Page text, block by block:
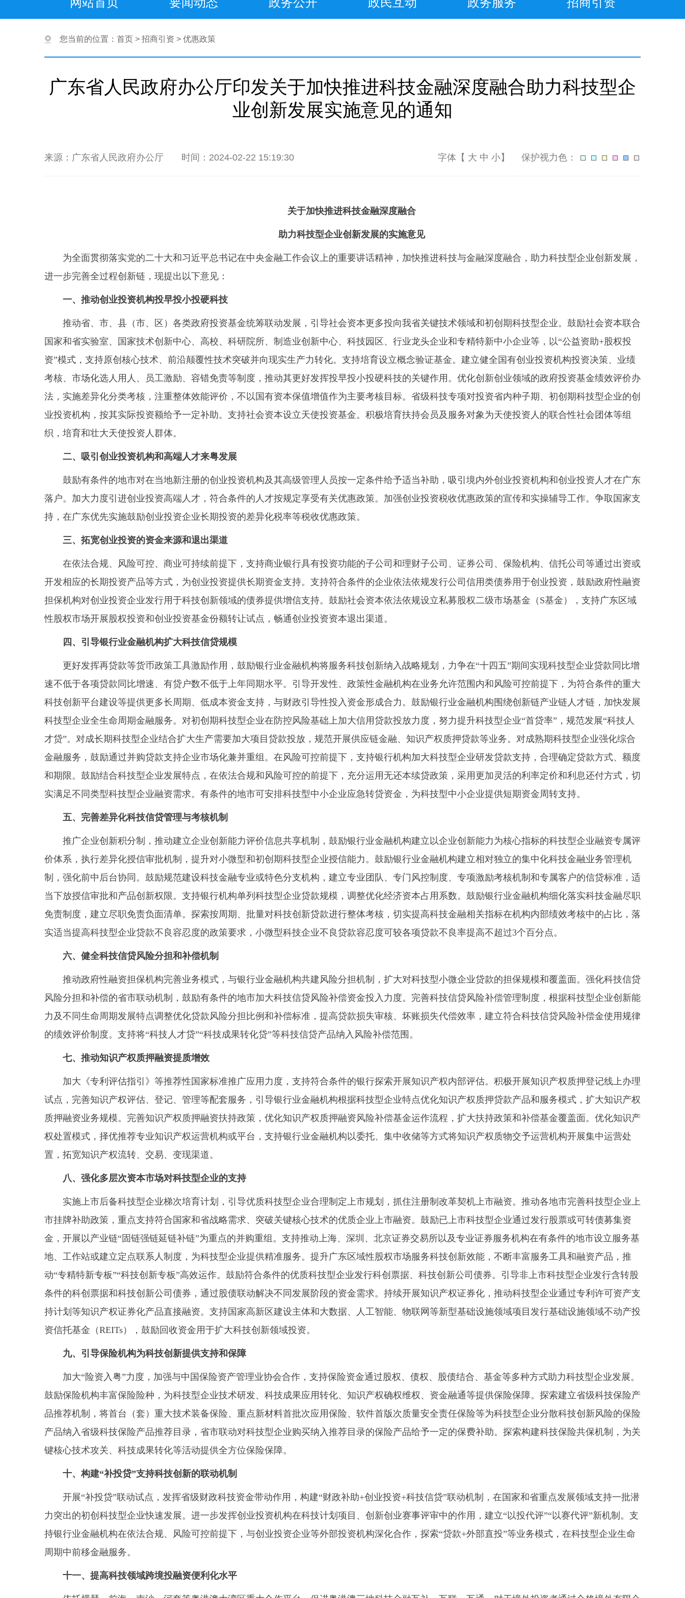
您当前的位置： 首页 > 招商引资 > 优惠政策
广东省人民政府办公厅印发关于加快推进科技金融深度融合助力科技型企
业创新发展实施意见的通知
来源：广东省人民政府办公厅 时间：2024-02-22 15:19:30 字体【 大 中 小】 保护视力色：
关于加快推进科技金融深度融合
助力科技型企业创新发展的实施意见
为全面贯彻落实党的二十大和习近平总书记在中央金融工作会议上的重要讲话精神，加快推进科技与金融深度融合，助力科技型企业创新发展，
进一步完善全过程创新链，现提出以下意见：
一、推动创业投资机构投早投小投硬科技
推动省、市、县（市、区）各类政府投资基金统筹联动发展，引导社会资本更多投向我省关键技术领域和初创期科技型企业。鼓励社会资本联合
国家和省实验室、国家技术创新中心、高校、科研院所、制造业创新中心、科技园区、行业龙头企业和专精特新中小企业等，以“公益资助+股权投
资”模式，支持原创核心技术、前沿颠覆性技术突破并向现实生产力转化。支持培育设立概念验证基金。建立健全国有创业投资机构投资决策、业绩
考核、市场化选人用人、员工激励、容错免责等制度，推动其更好发挥投早投小投硬科技的关键作用。优化创新创业领域的政府投资基金绩效评价办
法，实施差异化分类考核，注重整体效能评价，不以国有资本保值增值作为主要考核目标。省级科技专项对投资省内种子期、初创期科技型企业的创
业投资机构，按其实际投资额给予一定补助。支持社会资本设立天使投资基金。积极培育扶持会员及服务对象为天使投资人的联合性社会团体等组
织，培育和壮大天使投资人群体。
二、吸引创业投资机构和高端人才来粤发展
鼓励有条件的地市对在当地新注册的创业投资机构及其高级管理人员按一定条件给予适当补助，吸引境内外创业投资机构和创业投资人才在广东
落户。加大力度引进创业投资高端人才，符合条件的人才按规定享受有关优惠政策。加强创业投资税收优惠政策的宣传和实操辅导工作。争取国家支
持，在广东优先实施鼓励创业投资企业长期投资的差异化税率等税收优惠政策。
三、拓宽创业投资的资金来源和退出渠道
在依法合规、风险可控、商业可持续前提下，支持商业银行具有投资功能的子公司和理财子公司、证券公司、保险机构、信托公司等通过出资或
开发相应的长期投资产品等方式，为创业投资提供长期资金支持。支持符合条件的企业依法依规发行公司信用类债券用于创业投资，鼓励政府性融资
担保机构对创业投资企业发行用于科技创新领域的债券提供增信支持。鼓励社会资本依法依规设立私募股权二级市场基金（S基金），支持广东区域
性股权市场开展股权投资和创业投资基金份额转让试点，畅通创业投资资本退出渠道。
四、引导银行业金融机构扩大科技信贷规模
更好发挥再贷款等货币政策工具激励作用，鼓励银行业金融机构将服务科技创新纳入战略规划，力争在“十四五”期间实现科技型企业贷款同比增
速不低于各项贷款同比增速、有贷户数不低于上年同期水平。引导开发性、政策性金融机构在业务允许范围内和风险可控前提下，为符合条件的重大
科技创新平台建设等提供更多长周期、低成本资金支持，与财政引导性投入资金形成合力。鼓励银行业金融机构围绕创新链产业链人才链，加快发展
科技型企业全生命周期金融服务。对初创期科技型企业在防控风险基础上加大信用贷款投放力度，努力提升科技型企业“首贷率”，规范发展“科技人
才贷”。对成长期科技型企业结合扩大生产需要加大项目贷款投放，规范开展供应链金融、知识产权质押贷款等业务。对成熟期科技型企业强化综合
金融服务，鼓励通过并购贷款支持企业市场化兼并重组。在风险可控前提下，支持银行机构加大科技型企业研发贷款支持，合理确定贷款方式、额度
和期限。鼓励结合科技型企业发展特点，在依法合规和风险可控的前提下，充分运用无还本续贷政策，采用更加灵活的利率定价和利息还付方式，切
实满足不同类型科技型企业融资需求。有条件的地市可安排科技型中小企业应急转贷资金，为科技型中小企业提供短期资金周转支持。
五、完善差异化科技信贷管理与考核机制
推广企业创新积分制，推动建立企业创新能力评价信息共享机制，鼓励银行业金融机构建立以企业创新能力为核心指标的科技型企业融资专属评
价体系，执行差异化授信审批机制，提升对小微型和初创期科技型企业授信能力。鼓励银行业金融机构建立相对独立的集中化科技金融业务管理机
制，强化前中后台协同。鼓励规范建设科技金融专业或特色分支机构，建立专业团队、专门风控制度、专项激励考核机制和专属客户的信贷标准，适
当下放授信审批和产品创新权限。支持银行机构单列科技型企业贷款规模，调整优化经济资本占用系数。鼓励银行业金融机构细化落实科技金融尽职
免责制度，建立尽职免责负面清单。探索按周期、批量对科技创新贷款进行整体考核，切实提高科技金融相关指标在机构内部绩效考核中的占比，落
实适当提高科技型企业贷款不良容忍度的政策要求，小微型科技企业不良贷款容忍度可较各项贷款不良率提高不超过3个百分点。
六、健全科技信贷风险分担和补偿机制
推动政府性融资担保机构完善业务模式，与银行业金融机构共建风险分担机制，扩大对科技型小微企业贷款的担保规模和覆盖面。强化科技信贷
风险分担和补偿的省市联动机制，鼓励有条件的地市加大科技信贷风险补偿资金投入力度。完善科技信贷风险补偿管理制度，根据科技型企业创新能
力及不同生命周期发展特点调整优化贷款风险分担比例和补偿标准，提高贷款损失审核、坏账损失代偿效率，建立符合科技信贷风险补偿金使用规律
的绩效评价制度。支持将“科技人才贷”“科技成果转化贷”等科技信贷产品纳入风险补偿范围。
七、推动知识产权质押融资提质增效
加大《专利评估指引》等推荐性国家标准推广应用力度，支持符合条件的银行探索开展知识产权内部评估。积极开展知识产权质押登记线上办理
试点，完善知识产权评估、登记、管理等配套服务，引导银行业金融机构根据科技型企业特点优化知识产权质押贷款产品和服务模式，扩大知识产权
质押融资业务规模。完善知识产权质押融资扶持政策，优化知识产权质押融资风险补偿基金运作流程，扩大扶持政策和补偿基金覆盖面。优化知识产
权处置模式，择优推荐专业知识产权运营机构或平台，支持银行业金融机构以委托、集中收储等方式将知识产权质物交予运营机构开展集中运营处
置，拓宽知识产权流转、交易、变现渠道。
八、强化多层次资本市场对科技型企业的支持
实施上市后备科技型企业梯次培育计划，引导优质科技型企业合理制定上市规划，抓住注册制改革契机上市融资。推动各地市完善科技型企业上
市挂牌补助政策，重点支持符合国家和省战略需求、突破关键核心技术的优质企业上市融资。鼓励已上市科技型企业通过发行股票或可转债募集资
金，开展以产业链“固链强链延链补链”为重点的并购重组。支持推动上海、深圳、北京证券交易所以及专业证券服务机构在有条件的地市设立服务基
地、工作站或建立定点联系人制度，为科技型企业提供精准服务。提升广东区域性股权市场服务科技创新效能，不断丰富服务工具和融资产品，推
动“专精特新专板”“科技创新专板”高效运作。鼓励符合条件的优质科技型企业发行科创票据、科技创新公司债券。引导非上市科技型企业发行含转股
条件的科创票据和科技创新公司债券，通过股债联动解决不同发展阶段的资金需求。持续开展知识产权证券化，推动科技型企业通过专利许可资产支
持计划等知识产权证券化产品直接融资。支持国家高新区建设主体和大数据、人工智能、物联网等新型基础设施领域项目发行基础设施领域不动产投
资信托基金（REITs），鼓励回收资金用于扩大科技创新领域投资。
九、引导保险机构为科技创新提供支持和保障
加大“险资入粤”力度，加强与中国保险资产管理业协会合作，支持保险资金通过股权、债权、股债结合、基金等多种方式助力科技型企业发展。
鼓励保险机构丰富保险险种，为科技型企业技术研发、科技成果应用转化、知识产权确权维权、资金融通等提供保险保障。探索建立省级科技保险产
品推荐机制，将首台（套）重大技术装备保险、重点新材料首批次应用保险、软件首版次质量安全责任保险等为科技型企业分散科技创新风险的保险
产品纳入省级科技保险产品推荐目录，省市联动对科技型企业购买纳入推荐目录的保险产品给予一定的保费补助。探索构建科技保险共保机制，为关
键核心技术攻关、科技成果转化等活动提供全方位保险保障。
十、构建“补投贷”支持科技创新的联动机制
开展“补投贷”联动试点，发挥省级财政科技资金带动作用，构建“财政补助+创业投资+科技信贷”联动机制，在国家和省重点发展领域支持一批潜
力突出的初创科技型企业快速发展。进一步发挥创业投资机构在科技计划项目、创新创业赛事评审中的作用，建立“以投代评”“以赛代评”新机制。支
持银行业金融机构在依法合规、风险可控前提下，与创业投资企业等外部投资机构深化合作，探索“贷款+外部直投”等业务模式，在科技型企业生命
周期中前移金融服务。
十一、提高科技领域跨境投融资便利化水平